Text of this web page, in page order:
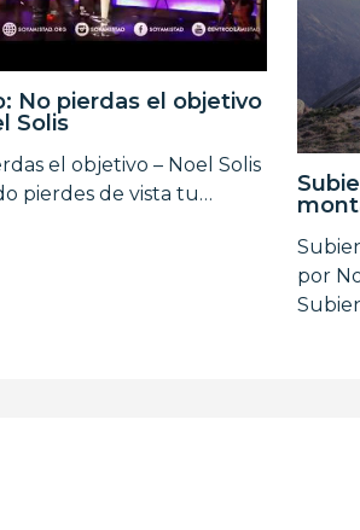
No pierdas el objetivo
Solis
el objetivo – Noel Solis
pierdes de vista tu…
por